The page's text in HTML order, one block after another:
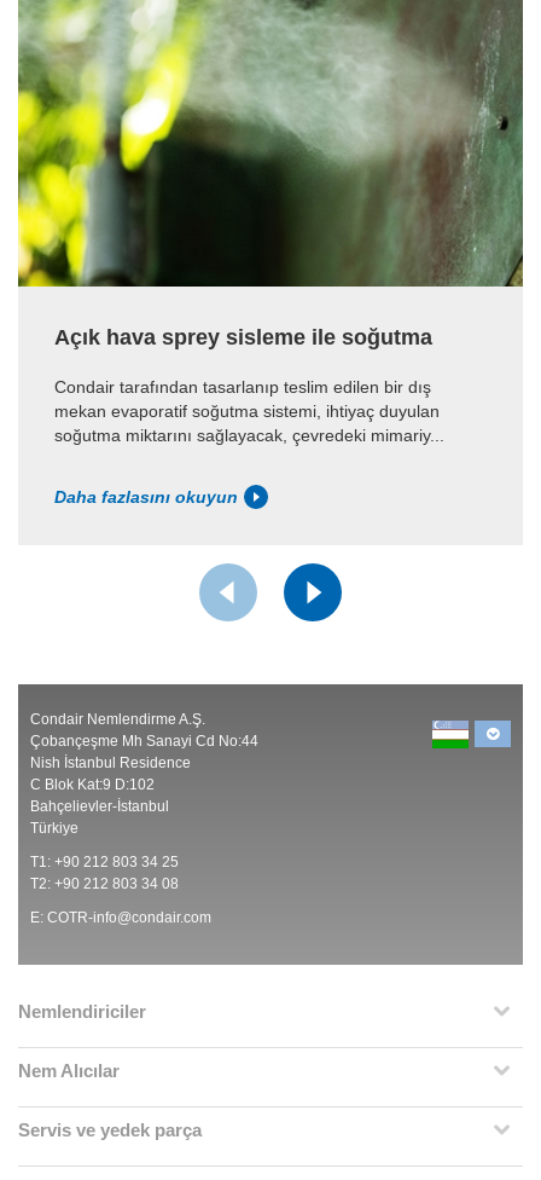
Açık hava sprey sisleme ile soğutma
Condair tarafından tasarlanıp teslim edilen bir dış
mekan evaporatif soğutma sistemi, ihtiyaç duyulan
soğutma miktarını sağlayacak, çevredeki mimariy...
Daha fazlasını okuyun
Condair Nemlendirme A.Ş.
Çobançeşme Mh Sanayi Cd No:44
Nish İstanbul Residence
C Blok Kat:9 D:102
Bahçelievler-İstanbul
Türkiye
T1: +90 212 803 34 25
T2: +90 212 803 34 08
E: COTR-info@condair.com
Nemlendiriciler
Nem Alıcılar
Servis ve yedek parça